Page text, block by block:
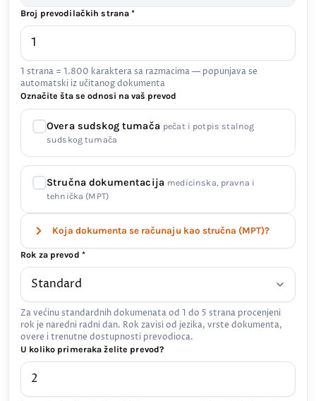
Broj prevodilačkih strana *
1 strana = 1.800 karaktera sa razmacima — popunjava se
automatski iz učitanog dokumenta
Označite šta se odnosi na vaš prevod
Overa sudskog tumača pečat i potpis stalnog
sudskog tumača
Stručna dokumentacija medicinska, pravna i
tehnička (MPT)
Koja dokumenta se računaju kao stručna (MPT)?
Rok za prevod *
Za većinu standardnih dokumenata od 1 do 5 strana procenjeni
rok je naredni radni dan. Rok zavisi od jezika, vrste dokumenta,
overe i trenutne dostupnosti prevodioca.
U koliko primeraka želite prevod?